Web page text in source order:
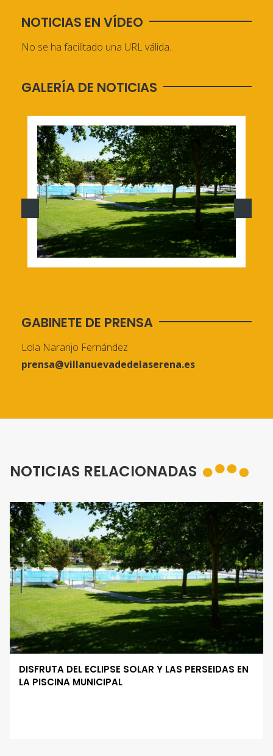
NOTICIAS EN VÍDEO
No se ha facilitado una URL válida.
GALERÍA DE NOTICIAS
GABINETE DE PRENSA
Lola Naranjo Fernández
prensa@villanuevadedelaserena.es
NOTICIAS RELACIONADAS
DISFRUTA DEL ECLIPSE SOLAR Y LAS PERSEIDAS EN
LA PISCINA MUNICIPAL